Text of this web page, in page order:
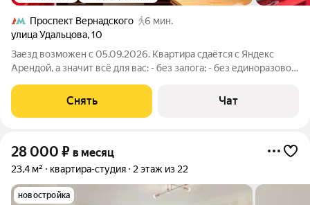
Проспект Вернадского
6 мин.
улица Удальцова,10
Заезд возможен с 05.09.2026. Квартира сдаётся с Яндекс
Арендой, а значит всё для вас: - без залога; - без единоразовой
проживания. Мы можем показать вам квартиру онлайн это так
же детально,
Снять Чат
28 000 ₽ в месяц
23,4 м² квартира-студия 2 этаж из 22
новостройка